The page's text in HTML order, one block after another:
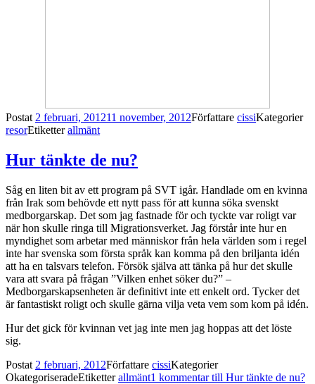
Postat 2 februari, 201211 november, 2012Författare cissiKategorier
resorEtiketterallmänt
Hur tänkte de nu?
Såg en liten bit av ett program på SVT igår. Handlade om en kvinna
från Irak som behövde ett nytt pass för att kunna söka svenskt
medborgarskap. Det som jag fastnade för och tyckte var roligt var
när hon skulle ringa till Migrationsverket. Jag förstår inte hur en
myndighet som arbetar med människor från hela världen som i regel
inte har svenska som första språk kan komma på den briljanta idén
att ha en talsvars telefon. Försök själva att tänka på hur det skulle
vara att svara på frågan ”Vilken enhet söker du?” –
Medborgarskapsenheten är definitivt inte ett enkelt ord. Tycker det
är fantastiskt roligt och skulle gärna vilja veta vem som kom på idén.
Hur det gick för kvinnan vet jag inte men jag hoppas att det löste
sig.
Postat 2 februari, 2012Författare cissiKategorier
OkategoriseradeEtiketterallmänt1 kommentartill Hur tänkte de nu?